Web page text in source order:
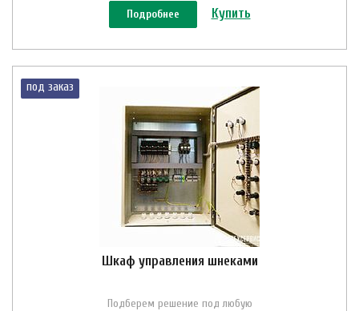
Подробнее Купить
под заказ
Шкаф управления шнеками
Подберем решение под любую